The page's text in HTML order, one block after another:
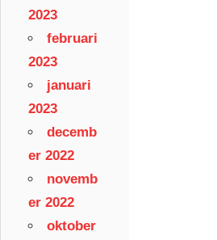
2023
februari
2023
januari
2023
decemb
er 2022
novemb
er 2022
oktober